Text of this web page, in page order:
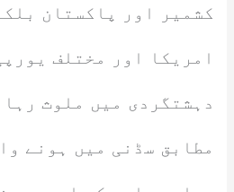
کشمیر اور پاکستان
امریکا اور مختلف
دہشتگردی میں ملوث
مطابق سڈنی میں ہونے